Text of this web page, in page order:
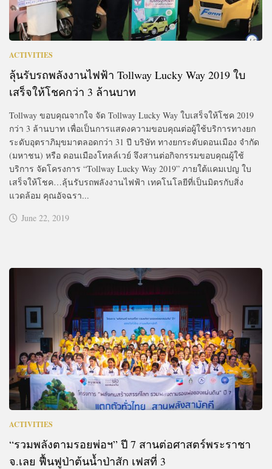
ACTIVITIES
ลุ้นรับรถพลังงานไฟฟ้า Tollway Lucky Way 2019 ใบ
เสร็จให้โชคกว่า 3 ล้านบาท
Tollway ขอบคุณจากใจ จัด Tollway Lucky Way ใบเสร็จให้โชค 2019
กว่า 3 ล้านบาท เพื่อเป็นการแสดงความขอบคุณต่อผู้ใช้บริการทางยก
ระดับอุตราภิมุขมาตลอดกว่า 31 ปี บริษัท ทางยกระดับดอนเมือง จำกัด
(มหาชน) หรือ ดอนเมืองโทลล์เวย์ จึงสานต่อกิจกรรมขอบคุณผู้ใช้
บริการ จัดโครงการ “Tollway Lucky Way 2019” ภายใต้แคมเปญ ใบ
เสร็จให้โชค…ลุ้นรับรถพลังงานไฟฟ้า เทคโนโลยีที่เป็นมิตรกับสิ่ง
แวดล้อม คุณอัจฉรา...
June 22, 2019
ACTIVITIES
“รวมพลังตามรอยพ่อฯ” ปี 7 สานต่อศาสตร์พระราชา
จ.เลย ฟื้นฟูป่าต้นน้ำป่าสัก เฟสที่ 3